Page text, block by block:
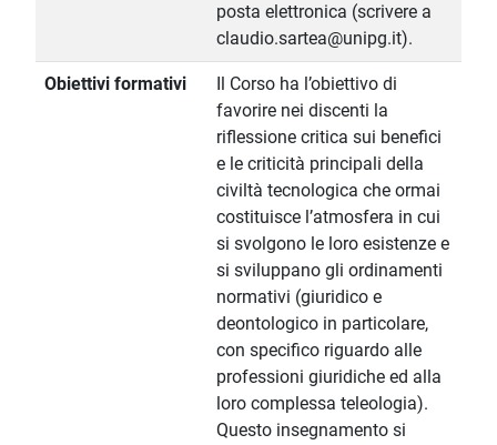
posta elettronica (scrivere a
claudio.sartea@unipg.it).
Obiettivi formativi
Il Corso ha l’obiettivo di
favorire nei discenti la
riflessione critica sui benefici
e le criticità principali della
civiltà tecnologica che ormai
costituisce l’atmosfera in cui
si svolgono le loro esistenze e
si sviluppano gli ordinamenti
normativi (giuridico e
deontologico in particolare,
con specifico riguardo alle
professioni giuridiche ed alla
loro complessa teleologia).
Questo insegnamento si